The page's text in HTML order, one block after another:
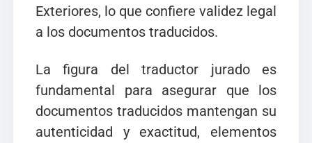
Exteriores, lo que confiere validez legal
a los documentos traducidos.
La figura del traductor jurado es
fundamental para asegurar que los
documentos traducidos mantengan su
autenticidad y exactitud, elementos